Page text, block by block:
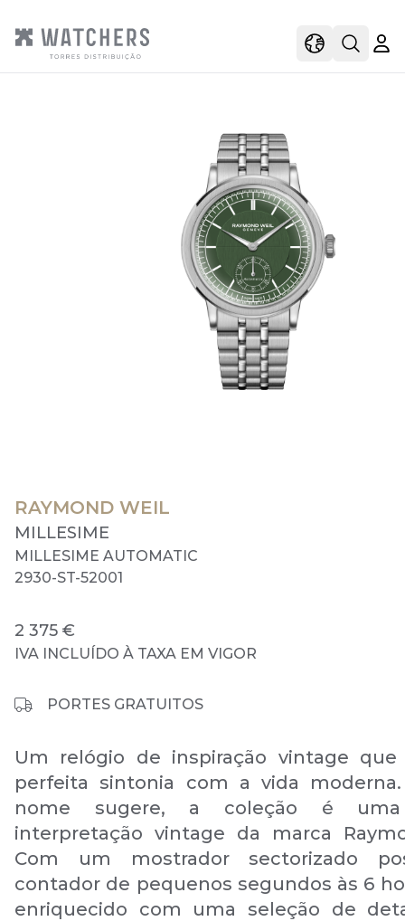
viewOpen
RAYMOND WEIL
MILLESIME
MILLESIME AUTOMATIC
2930-ST-52001
2 375 €
IVA INCLUÍDO À TAXA EM VIGOR
PORTES GRATUITOS
Um relógio de inspiração vintage
perfeita sintonia com a vida
nome sugere, a coleção é uma
interpretação vintage da marca
Com um mostrador sectorizado
contador de pequenos segundos às 6
enriquecido com uma seleção de